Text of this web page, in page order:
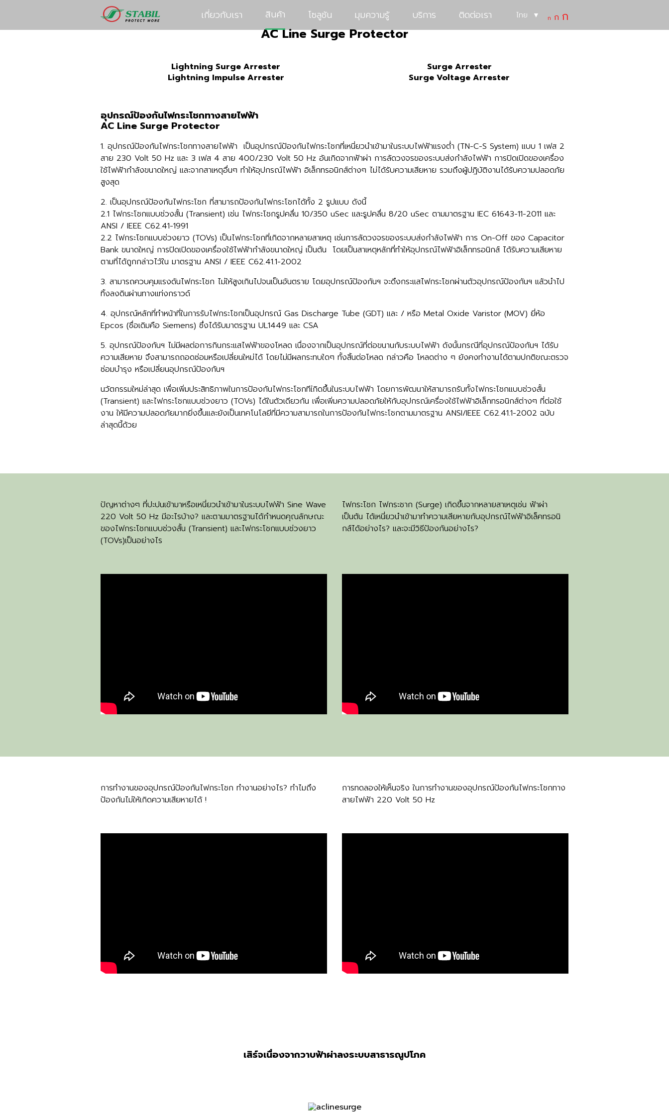
เกี่ยวกับเรา สินค้า โซลูชัน มุมความรู้ บริการ ติดต่อเรา ไทย ▼ ก
Decrease
font
size.
ก Reset
font
ก
font
AC Line Surge Protector
Lightning Surge Arrester
Surge Arrester
Lightning Impulse Arrester
Surge Voltage Arrester
อุปกรณ์ป้องกันไฟกระโชกทางสายไฟฟ้า
AC Line Surge Protector
1. อุปกรณ์ป้องกันไฟกระโชกทางสายไฟฟ้า เป็นอุปกรณ์ป้องกันไฟกระโชกที่เหนี่ยวนำเข้ามาในระบบไฟฟ้าแรงต่ำ (TN-C-S System) แบบ 1 เฟส 2
สาย 230 Volt 50 Hz และ 3 เฟส 4 สาย 400/230 Volt 50 Hz อันเกิดจากฟ้าผ่า การลัดวงจรของระบบส่งกำลังไฟฟ้า การปิดเปิดของเครื่อง
ใช้ไฟฟ้ากำลังขนาดใหญ่ และจากสาเหตุอื่นๆ ทำให้อุปกรณ์ไฟฟ้า อิเล็กทรอนิกส์ต่างๆ ไม่ได้รับความเสียหาย รวมถึงผู้ปฎิบัติงานได้รับความปลอดภัย
สูงสุด
2. เป็นอุปกรณ์ป้องกันไฟกระโชก ที่สามารถป้องกันไฟกระโชกได้ทั้ง 2 รูปแบบ ดังนี้
2.1 ไฟกระโชกแบบช่วงสั้น (Transient) เช่น ไฟกระโชกรูปคลื่น 10/350 uSec เเละรูปคลื่น 8/20 uSec ตามมาตรฐาน IEC 61643-11-2011 และ
ANSI / IEEE C62.41-1991
2.2 ไฟกระโชกแบบช่วงยาว (TOVs) เป็นไฟกระโชกที่เกิดจากหลายสาเหตุ เช่นการลัดวงจรของระบบส่งกำลังไฟฟ้า การ On-Off ของ Capacitor
Bank ขนาดใหญ่ การปิดเปิดของเครื่องใช้ไฟฟ้ากำลังขนาดใหญ่ เป็นต้น โดยเป็นสาเหตุหลักที่ทำให้อุปกรณ์ไฟฟ้าอิเล็กทรอนิกส์ ได้รับความเสียหาย
ตามที่ได้ถูกกล่าวไว้ใน มาตรฐาน ANSI / IEEE C62.41.1-2002
3. สามารถควบคุมแรงดันไฟกระโชก ไม่ให้สูงเกินไปจนเป็นอันตราย โดยอุปกรณ์ป้องกันฯ จะดึงกระแสไฟกระโชกผ่านตัวอุปกรณ์ป้องกันฯ แล้วนำไป
ทิ้งลงดินผ่านทางแท่งกราวด์
4. อุปกรณ์หลักที่ทำหน้าที่ในการรับไฟกระโชกเป็นอุปกรณ์ Gas Discharge Tube (GDT) และ / หรือ Metal Oxide Varistor (MOV) ยี่ห้อ
Epcos (ชื่อเดิมคือ Siemens) ซึ่งได้รับมาตรฐาน UL1449 และ CSA
5. อุปกรณ์ป้องกันฯ ไม่มีผลต่อการกินกระแสไฟฟ้าของโหลด เนื่องจากเป็นอุปกรณ์ที่ต่อขนานกับระบบไฟฟ้า ดังนั้นกรณีที่อุปกรณ์ป้องกันฯ ได้รับ
ความเสียหาย จึงสามารถถอดซ่อมหรือเปลี่ยนใหม่ได้ โดยไม่มีผลกระทบใดๆ ทั้งสิ้นต่อโหลด กล่าวคือ โหลดต่าง ๆ ยังคงทำงานได้ตามปกติขณะตรวจ
ซ่อมบำรุง หรือเปลี่ยนอุปกรณ์ป้องกันฯ
นวัตกรรมใหม่ล่าสุด เพื่อเพิ่มประสิทธิภาพในการป้องกันไฟกระโชกทีเ่กิดขึ้นในระบบไฟฟ้า โดยการพัฒนาให้สามารถรับทั้งไฟกระโชกแบบช่วงสั้น
(Transient) และไฟกระโชกแบบช่วงยาว (TOVs) ได้ในตัวเดียวกัน เพื่อเพิ่มความปลอดภัยให้กับอุปกรณ์เครื่องใช้ไฟฟ้าอิเล็กทรอนิกส์ต่างๆ ที่ต่อใช้
งาน ให้มีความปลอดภัยมากยิ่งขึ้นและยังเป็นเทคโนโลยีที่มีความสามารถในการป้องกันไฟกระโชกตามมาตรฐาน ANSI/IEEE C62.41.1-2002 ฉบับ
ล่าสุดนี้ด้วย
ปัญหาต่างๆ ที่ปะปนเข้ามาหรือเหนี่ยวนำเข้ามาในระบบไฟฟ้า Sine Wave
220 Volt 50 Hz มีอะไรบ้าง? และตามมาตรฐานได้กำหนดคุณลักษณะ
ของไฟกระโชกแบบช่วงสั้น (Transient) และไฟกระโชกแบบช่วงยาว
(TOVs)เป็นอย่างไร
ไฟกระโชก ไฟกระชาก (Surge) เกิดขึ้นจากหลายสาเหตุเช่น ฟ้าผ่า
เป็นต้น ได้เหนี่ยวนำเข้ามาทำความเสียหายกับอุปกรณ์ไฟฟ้าอิเล็คทรอนิ
กส์ได้อย่างไร? และจะมีวิธีป้องกันอย่างไร?
การทำงานของอุปกรณ์ป้องกันไฟกระโชก ทำงานอย่างไร? ทำไมถึง
ป้องกันไม่ให้เกิดความเสียหายได้ !
การทดลองให้เห็นจริง ในการทำงานของอุปกรณ์ป้องกันไฟกระโชกทาง
สายไฟฟ้า 220 Volt 50 Hz
เสิร์จเนื่องจากวาบฟ้าผ่าลงระบบสาธารณูปโภค